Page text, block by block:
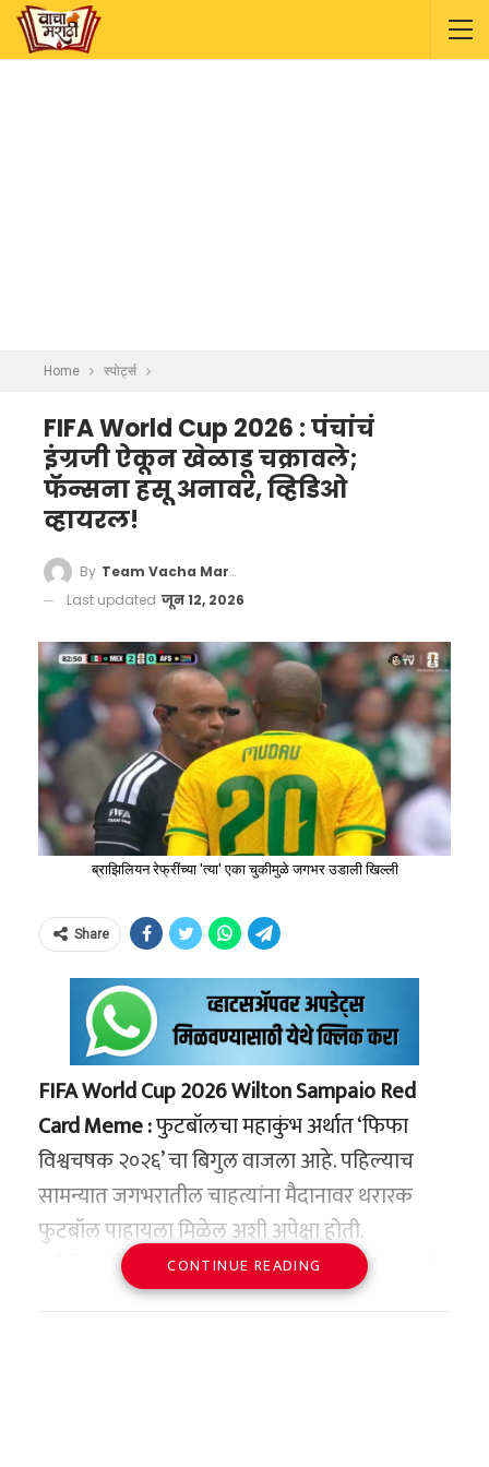
Home स्पोर्ट्स
FIFA World Cup 2026 : पंचांचं
इंग्रजी ऐकून खेळाडू चक्रावले;
फॅन्सना हसू अनावर, व्हिडिओ
व्हायरल!
By Team Vacha Marathi
Last updated जून 12, 2026
ब्राझिलियन रेफ्रींच्या 'त्या' एका चुकीमुळे जगभर उडाली खिल्ली
Share
FIFA World Cup 2026 Wilton Sampaio Red
Card Meme :फुटबॉलचा महाकुंभ अर्थात ‘फिफा
विश्वचषक २०२६’ चा बिगुल वाजला आहे. पहिल्याच
सामन्यात जगभरातील चाहत्यांना मैदानावर थरारक
फुटबॉल पाहायला मिळेल अशी अपेक्षा होती.
अपेक्षेप्रमाणे सामना थरारक झाला, मैदानावर तब्बल तीन
रेड कार्ड्स देखील दाखवले गेले. मात्र, या सगळ्या हाय-
CONTINUE READING